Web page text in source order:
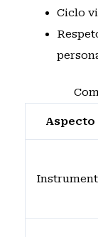
Ciclo
Aspecto